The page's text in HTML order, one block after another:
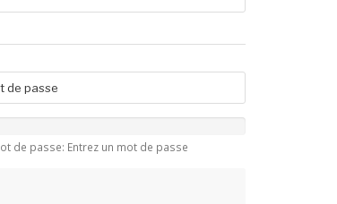
de passe: Entrez un mot de passe